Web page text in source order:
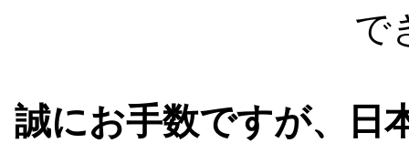
で
誠にお手数ですが、日